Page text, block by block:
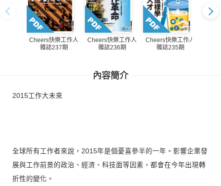
Cheers快樂工作人
雜誌237期
Cheers快樂工作人
雜誌236期
Cheers快樂工作人
雜誌235期
內容簡介
2015工作大未來
全球所有工作者來說，2015年是個憂喜參半的一年。影響企業發
展與工作前景的政治、經濟、科技面等因素，都會在今年出現轉
折性的變化。